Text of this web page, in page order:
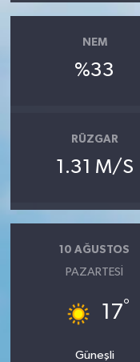
NEM
%33
RÜZGAR
1.31 M/S
10 AĞUSTOS
PAZARTESI
17°
Güneşli